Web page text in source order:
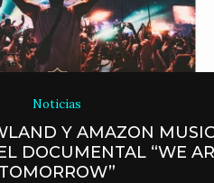
Noticias
Y AMAZON
DOCUMENTAL “WE
TOMORROW”